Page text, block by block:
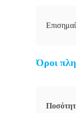
Όροι